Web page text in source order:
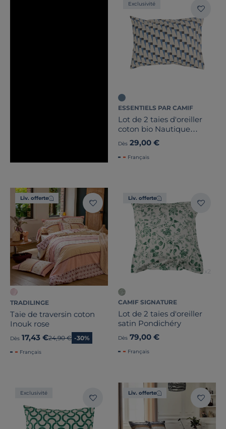
Exclusivité
ESSENTIELS PAR CAMIF
Lot de 2 taies d'oreiller
coton bio Nautique
Urbain
Dès 29,00 €
Français
Liv. offerte
TRADILINGE
Taie de traversin coton
Inouk rose
Dès 17,43 €Ancien prix
24,90 € -30%
Français
Liv. offerte
CAMIF SIGNATURE
Lot de 2 taies d'oreiller
satin Pondichéry
Dès 79,00 €
Français
Exclusivité Liv. offerte